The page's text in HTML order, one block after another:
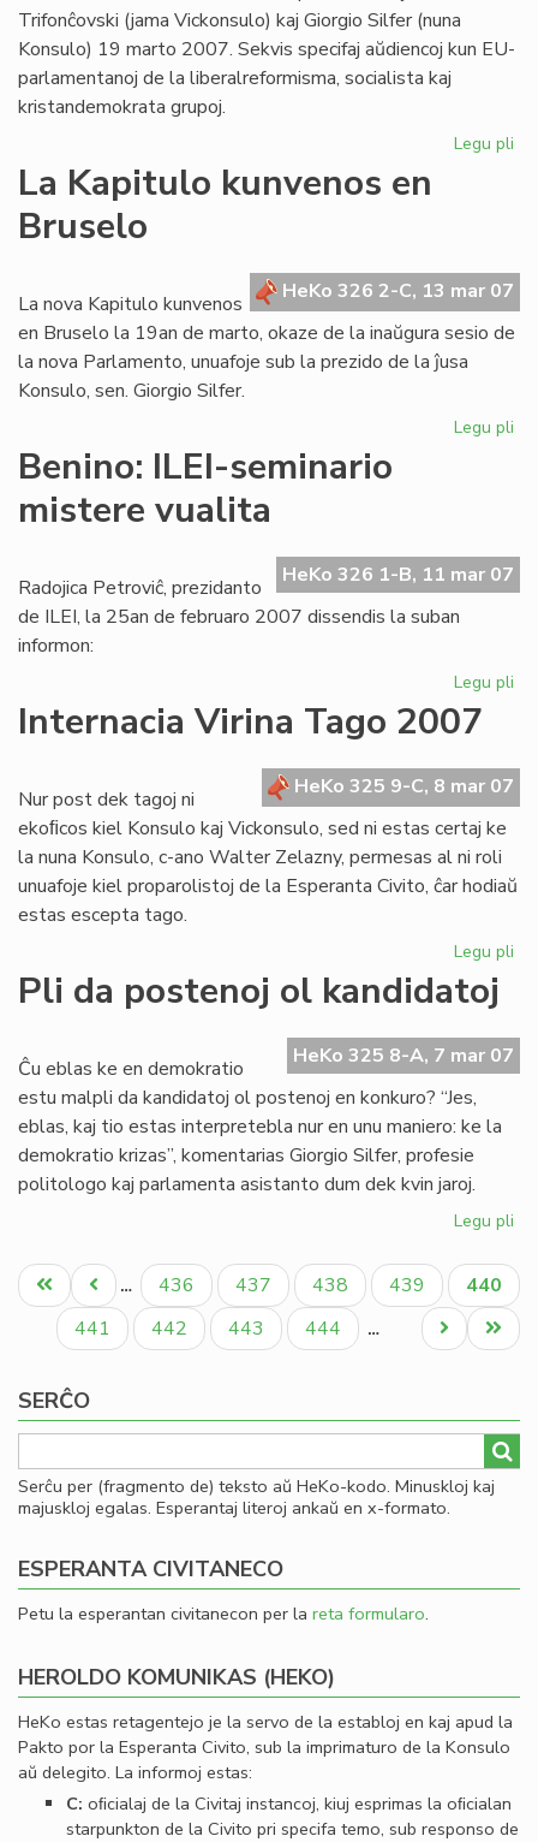
Trifonĉovski (jama Vickonsulo) kaj Giorgio Silfer (nuna
Konsulo) 19 marto 2007. Sekvis specifaj aŭdiencoj kun EU-
parlamentanoj de la liberalreformisma, socialista kaj
kristandemokrata grupoj.
Legu pli
La Kapitulo kunvenos en
Bruselo
HeKo 326 2-C, 13 mar 07
La nova Kapitulo kunvenos
en Bruselo la 19an de marto, okaze de la inaŭgura sesio de
la nova Parlamento, unuafoje sub la prezido de la ĵusa
Konsulo, sen. Giorgio Silfer.
Legu pli
Benino: ILEI-seminario
mistere vualita
HeKo 326 1-B, 11 mar 07
Radojica Petroviĉ, prezidanto
de ILEI, la 25an de februaro 2007 dissendis la suban
informon:
Legu pli
Internacia Virina Tago 2007
HeKo 325 9-C, 8 mar 07
Nur post dek tagoj ni
ekoﬁcos kiel Konsulo kaj Vickonsulo, sed ni estas certaj ke
la nuna Konsulo, c-ano Walter Zelazny, permesas al ni roli
unuafoje kiel proparolistoj de la Esperanta Civito, ĉar hodiaŭ
estas escepta tago.
Legu pli
Pli da postenoj ol kandidatoj
HeKo 325 8-A, 7 mar 07
Ĉu eblas ke en demokratio
estu malpli da kandidatoj ol postenoj en konkuro? “Jes,
eblas, kaj tio estas interpretebla nur en unu maniero: ke la
demokratio krizas”, komentarias Giorgio Silfer, profesie
politologo kaj parlamenta asistanto dum dek kvin jaroj.
Legu pli
da
ol
Pagination
Unua
paĝo
Antaŭa
paĝo
… Paĝo
436 Paĝo
437 Paĝo
438 Paĝo
439
Aktuala
paĝo
440
Paĝo
441 Paĝo
442 Paĝo
443 Paĝo
444 …
Last
page
Next
page
SERĈO
Serĉu per (fragmento de) teksto aŭ HeKo-kodo. Minuskloj kaj
majuskloj egalas. Esperantaj literoj ankaŭ en x-formato.
ESPERANTA CIVITANECO
Petu la esperantan civitanecon per la reta formularo.
HEROLDO KOMUNIKAS (HEKO)
HeKo estas retagentejo je la servo de la establoj en kaj apud la
Pakto por la Esperanta Civito, sub la imprimaturo de la Konsulo
aŭ delegito. La informoj estas:
C: oﬁcialaj de la Civitaj instancoj, kiuj esprimas la oﬁcialan
starpunkton de la Civito pri specifa temo, sub responso de